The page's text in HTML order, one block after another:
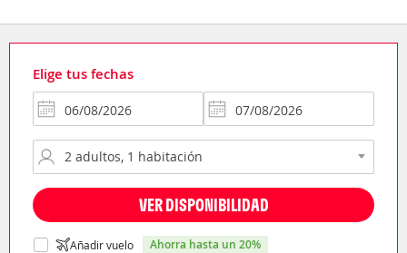
Elige tus fechas
VER DISPONIBILIDAD
Añadir vuelo ahorra hasta un 20%